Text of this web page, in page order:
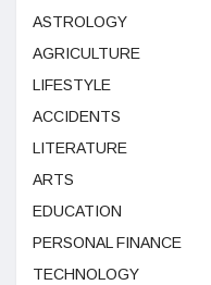
ASTROLOGY
AGRICULTURE
LIFESTYLE
ACCIDENTS
LITERATURE
ARTS
EDUCATION
PERSONAL FINANCE
TECHNOLOGY